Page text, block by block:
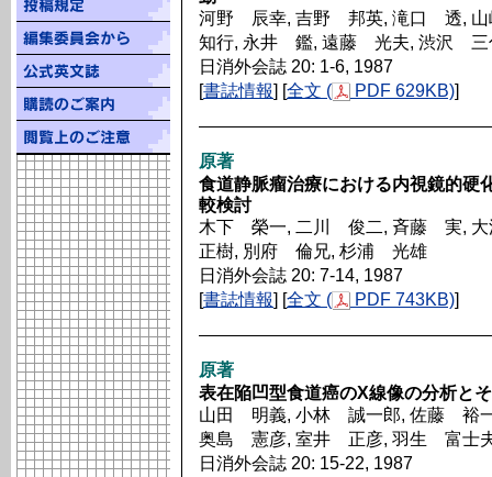
河野 辰幸, 吉野 邦英, 滝口 透,
知行, 永井 鑑, 遠藤 光夫, 渋沢 三
日消外会誌 20: 1-6, 1987
[書誌情報] [全文 ( PDF 629KB)]
原著
食道静脈瘤治療における内視鏡的硬
較検討
木下 榮一, 二川 俊二, 斉藤 実,
正樹, 別府 倫兄, 杉浦 光雄
日消外会誌 20: 7-14, 1987
[書誌情報] [全文 ( PDF 743KB)]
原著
表在陥凹型食道癌のX線像の分析と
山田 明義, 小林 誠一郎, 佐藤 裕
奥島 憲彦, 室井 正彦, 羽生 富士
日消外会誌 20: 15-22, 1987